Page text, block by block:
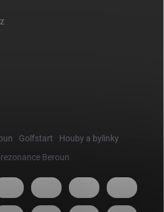
Golfstart
Houby a bylinky
Beroun